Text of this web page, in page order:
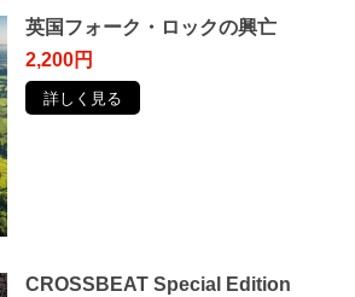
英国フォーク・ロックの興亡
2,200円
詳しく見る
CROSSBEAT Special Edition